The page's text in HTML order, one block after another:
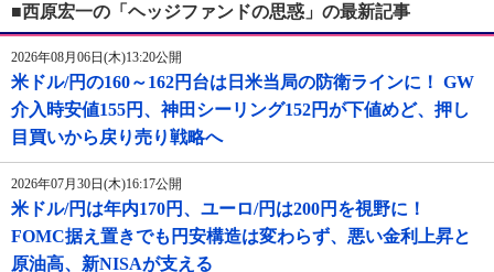
■西原宏一の「ヘッジファンドの思惑」の最新記事
2026年08月06日(木)13:20公開
米ドル/円の160～162円台は日米当局の防衛ラインに！ GW
介入時安値155円、神田シーリング152円が下値めど、押し
目買いから戻り売り戦略へ
2026年07月30日(木)16:17公開
米ドル/円は年内170円、ユーロ/円は200円を視野に！
FOMC据え置きでも円安構造は変わらず、悪い金利上昇と
原油高、新NISAが支える